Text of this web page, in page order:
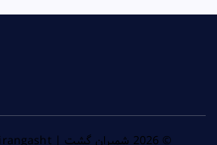
© 2026 شمیران گشت | Powered by Shemirangasht